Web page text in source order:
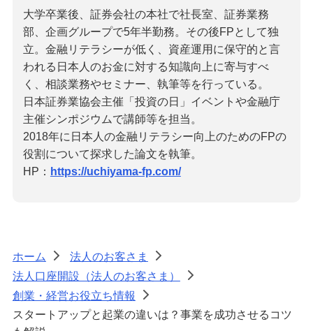
大学卒業後、証券会社の本社で社長室、証券業務
部、企画グループで5年半勤務。その後FPとして独
立。金融リテラシーが低く、資産運用に保守的と言
われる日本人のお金に対する知識向上に寄与すべ
く、相談業務やセミナー、執筆等を行っている。
日本証券業協会主催「投資の日」イベントや金融庁
主催シンポジウムで講師等を担当。
2018年に日本人の金融リテラシー向上のためのFPの
役割について探求した論文を執筆。
HP： https://uchiyama-fp.com/
ホーム > 法人のお客さま
>
法人口座開設（法人のお客さま）
>
創業・経営お役立ち情報
>
スタートアップと起業の違いは？事業を成功させるコツ